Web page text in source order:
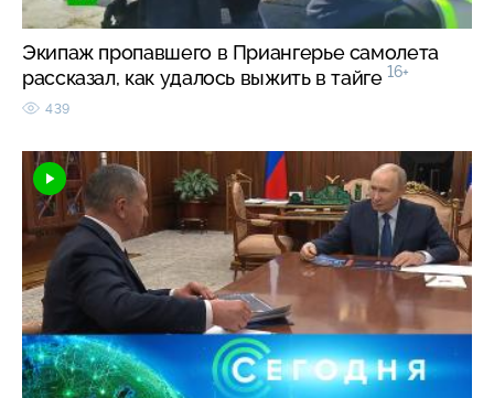
Экипаж пропавшего в Приангерье самолета
рассказал, как удалось выжить в тайге 16+
439